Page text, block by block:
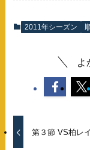
2011年シーズン
よ
第３節 VS柏レ